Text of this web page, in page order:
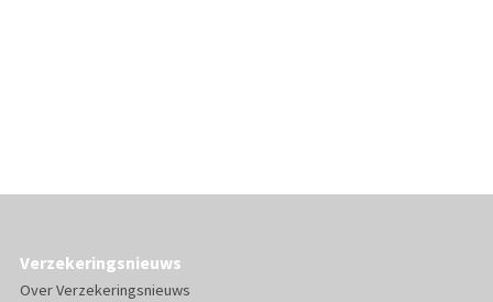
Verzekeringsnieuws
Over Verzekeringsnieuws